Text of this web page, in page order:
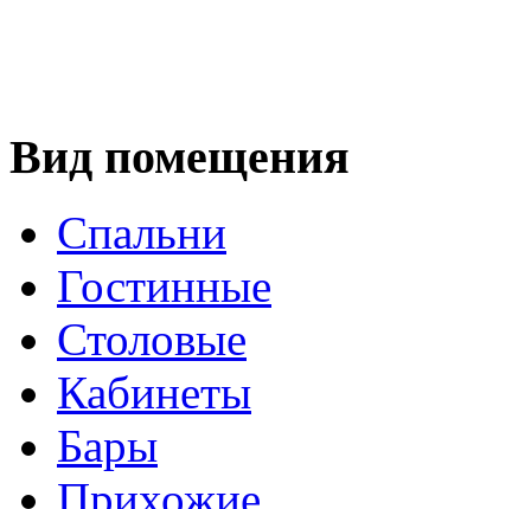
Вид помещения
Спальни
Гостинные
Столовые
Кабинеты
Бары